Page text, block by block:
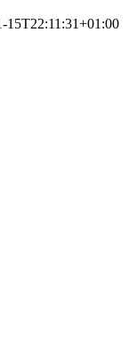
15T22:11:31+01:00